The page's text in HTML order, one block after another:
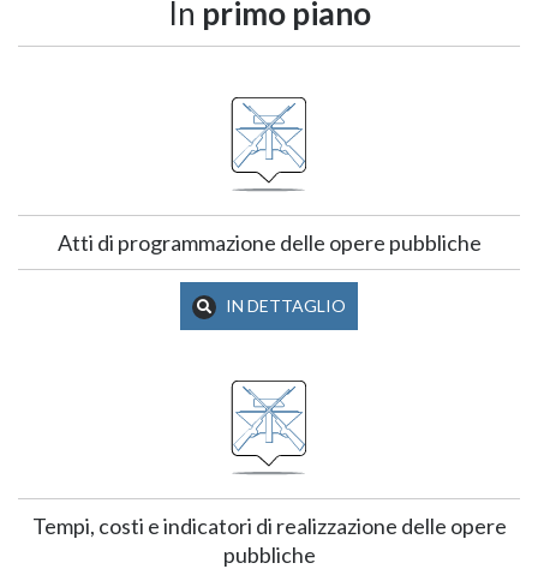
In primo piano
Atti di programmazione delle opere pubbliche
IN DETTAGLIO
Tempi, costi e indicatori di realizzazione delle opere
pubbliche